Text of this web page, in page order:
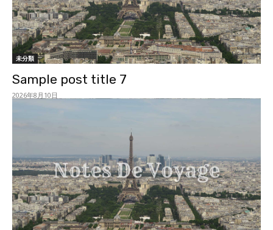
未分類
Sample post title 7
2026年8月10日